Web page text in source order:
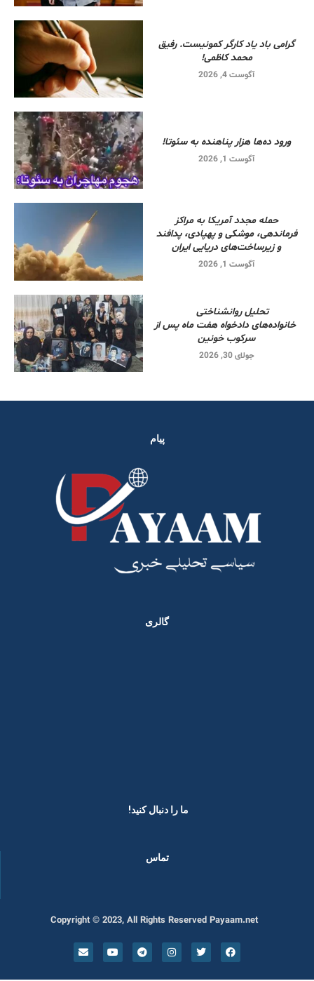
گرامی باد یاد کارگر کمونیست. رفیق
محمد کاظمی!
آگوست 4, 2026
ورود ده‌ها هزار پناهنده به سئوتا!
آگوست 1, 2026
حمله مجدد آمریکا به مراکز
فرماندهی، موشکی و پهپادی، پدافند
و زیرساخت‌های دریایی ایران
آگوست 1, 2026
تحلیل روانشناختی
خانواده‌های دادخواه هفت ماه پس از
سرکوب خونین
جولای 30, 2026
پیام
گالری
ما را دنبال کنید! ​
تماس
Copyright © 2023, All Rights Reserved Payaam.net